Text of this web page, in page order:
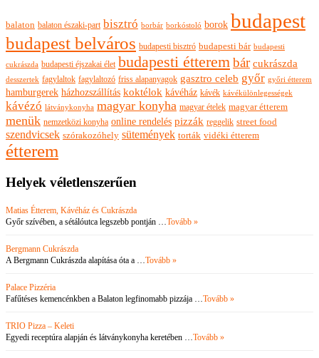
balaton balaton északi-part bisztró borbár borkóstoló borok budapest
budapest belváros budapesti bisztró budapesti bár budapesti
cukrászda budapesti éjszakai élet budapesti étterembár cukrászda
desszertek fagylaltok fagylaltozó friss alapanyagok gasztro celeb győr győri étterem
hamburgerek házhozszállítás koktélok kávéház kávék kávékülönlegességek
kávézó látványkonyha magyar konyha magyar ételek magyar étterem
menük nemzetközi konyha online rendelés pizzák reggelik street food
szendvicsek szórakozóhely sütemények torták vidéki étterem
étterem
Helyek véletlenszerűen
Matias Étterem, Kávéház és Cukrászda
Győr szívében, a sétálóutca legszebb pontján …Tovább »
Bergmann Cukrászda
A Bergmann Cukrászda alapítása óta a …Tovább »
Palace Pizzéria
Fafűtéses kemencénkben a Balaton legfinomabb pizzája …Tovább »
TRIO Pizza – Keleti
Egyedi receptúra alapján és látványkonyha keretében …Tovább »